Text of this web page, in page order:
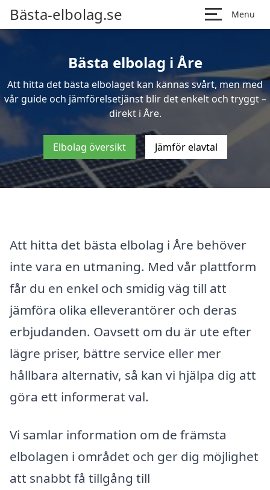
Bästa-elbolag.se Menu
Bästa elbolag i Åre
Att hitta det bästa elbolaget kan kännas svårt, men med
vår guide och jämförelsetjänst blir det enkelt och tryggt –
direkt i Åre.
Elbolag översikt Jämför elavtal
Att hitta det bästa elbolag i Åre behöver
inte vara en utmaning. Med vår plattform
får du en enkel och smidig väg till att
jämföra olika elleverantörer och deras
erbjudanden. Oavsett om du är ute efter
lägre priser, bättre service eller mer
hållbara alternativ, så kan vi hjälpa dig att
göra ett informerat val.
Vi samlar information om de främsta
elbolagen i området och ger dig möjlighet
att snabbt få tillgång till